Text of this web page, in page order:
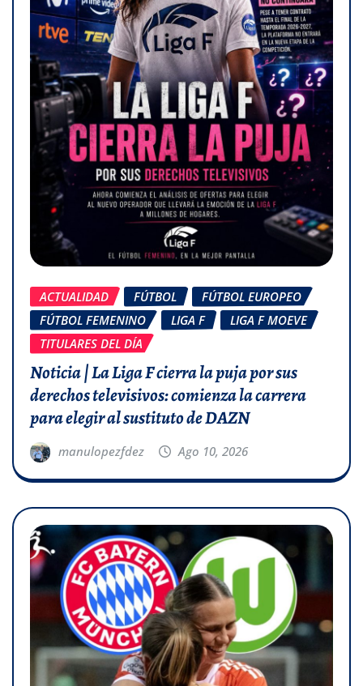
ACTUALIDAD FÚTBOL
FÚTBOL EUROPEO
FÚTBOL FEMENINO
LIGA F
LIGA F MOEVE
TITULARES DEL DÍA
Noticia | La Liga F cierra la puja por sus
derechos televisivos: comienza la carrera
para elegir al sustituto de DAZN
manulopezfdez Ago 10, 2026